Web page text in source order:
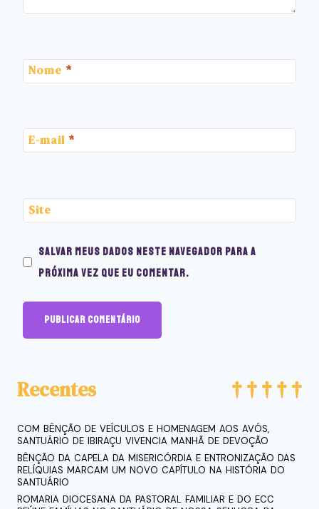
Nome *
E-mail *
Site
Salvar meus dados neste navegador para a
próxima vez que eu comentar.
Recentes
COM BÊNÇÃO DE VEÍCULOS E HOMENAGEM AOS AVÓS,
SANTUÁRIO DE IBIRAÇU VIVENCIA MANHÃ DE DEVOÇÃO
BÊNÇÃO DA CAPELA DA MISERICÓRDIA E ENTRONIZAÇÃO DAS
RELÍQUIAS MARCAM UM NOVO CAPÍTULO NA HISTÓRIA DO
SANTUÁRIO
ROMARIA DIOCESANA DA PASTORAL FAMILIAR E DO ECC